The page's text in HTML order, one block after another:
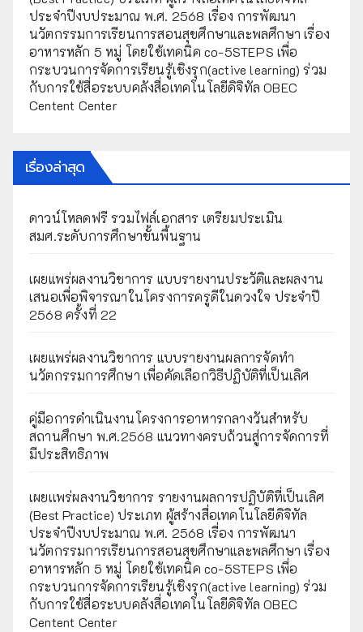
ประจำปีงบประมาณ พ.ศ. 2568 เรื่อง การพัฒนา
นวัตกรรมการเรียนการสอนสุขศึกษาและพลศึกษา เรื่อง
อาหารหลัก 5 หมู่ โดยใช้เทคนิค co-5STEPS เพื่อ
กระบวนการจัดการเรียนรู้เชิงรุก(active learning) ร่วม
กับการใช้สื่อระบบคลังสื่อเทคโนโลยีดิจิทัล OBEC
Centent Center
เรื่องล่าสุด
ดาวน์โหลดฟรี รวมไฟล์เอกสาร เตรียมประเมิน
สมศ.ระดับการศึกษาขั้นพื้นฐาน
เผยแพร่ผลงานวิชาการ แบบรายงานประวัติและผลงาน
เสนอเพื่อพิจารณาในโครงการครูดีในดวงใจ ประจำปี
2568 ครั้งที่ 22
เผยแพร่ผลงานวิชาการ แบบรายงานผลการจัดทำ
นวัตกรรมการศึกษา เพื่อคัดเลือกวิธีปฏิบัติที่เป็นเลิศ
คู่มือการดำเนินงานโครงการอาหารกลางวันสำหรับ
สถานศึกษา พ.ศ.2568 แนวทางครบถ้วนสู่การจัดการที่
มีประสิทธิภาพ
เผยเเพร่ผลงานวิชาการ รายงานผลการปฏิบัติที่เป็นเลิศ
(Best Practice) ประเภท ผู้สร้างสื่อเทคโนโลยีดิจิทัล
ประจำปีงบประมาณ พ.ศ. 2568 เรื่อง การพัฒนา
นวัตกรรมการเรียนการสอนสุขศึกษาและพลศึกษา เรื่อง
อาหารหลัก 5 หมู่ โดยใช้เทคนิค co-5STEPS เพื่อ
กระบวนการจัดการเรียนรู้เชิงรุก(active learning) ร่วม
กับการใช้สื่อระบบคลังสื่อเทคโนโลยีดิจิทัล OBEC
Centent Center